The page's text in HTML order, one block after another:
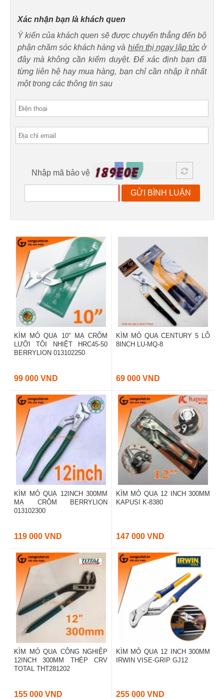
Xác nhận bạn là khách quen
Ý kiến của khách quen sẽ được chuyển thẳng đến bộ
phận chăm sóc khách hàng và hiển thị ngay lập tứcở
đây mà không cần kiểm duyệt. Để xác định bạn đã
từng liên hệ hay mua hàng, bạn chỉ cần nhập ít nhất
một trong các thông tin sau
Nhập mã bảo vệ
GỬI BÌNH LUẬN
KÌM MỎ QUẠ 10" MẠ CRÔM
LƯỠI TÔI NHIỆT HRC45-50
BERRYLION 013102250
99 000 VND
KÌM MỎ QUẠ CENTURY 5 LỖ
8INCH LU-MQ-8
69 000 VND
KÌM MỎ QUẠ 12INCH 300MM
MẠ CRÔM BERRYLION
013102300
119 000 VND
KÌM MỎ QUẠ 12 INCH 300MM
KAPUSI K-8380
147 000 VND
KÌM MỎ QUẠ CÔNG NGHIỆP
12INCH 300MM THÉP CRV
TOTAL THT281202
155 000 VND
KÌM MỎ QUẠ 12 INCH 300MM
IRWIN VISE-GRIP GJ12
255 000 VND